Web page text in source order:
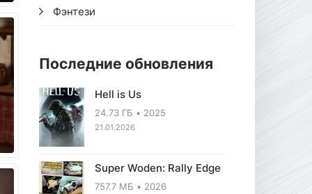
Фэнтези
Последние обновления
Hell is Us
24.73 ГБ 2025
21.01.2026
Super Woden: Rally Edge
757.7 МБ 2026